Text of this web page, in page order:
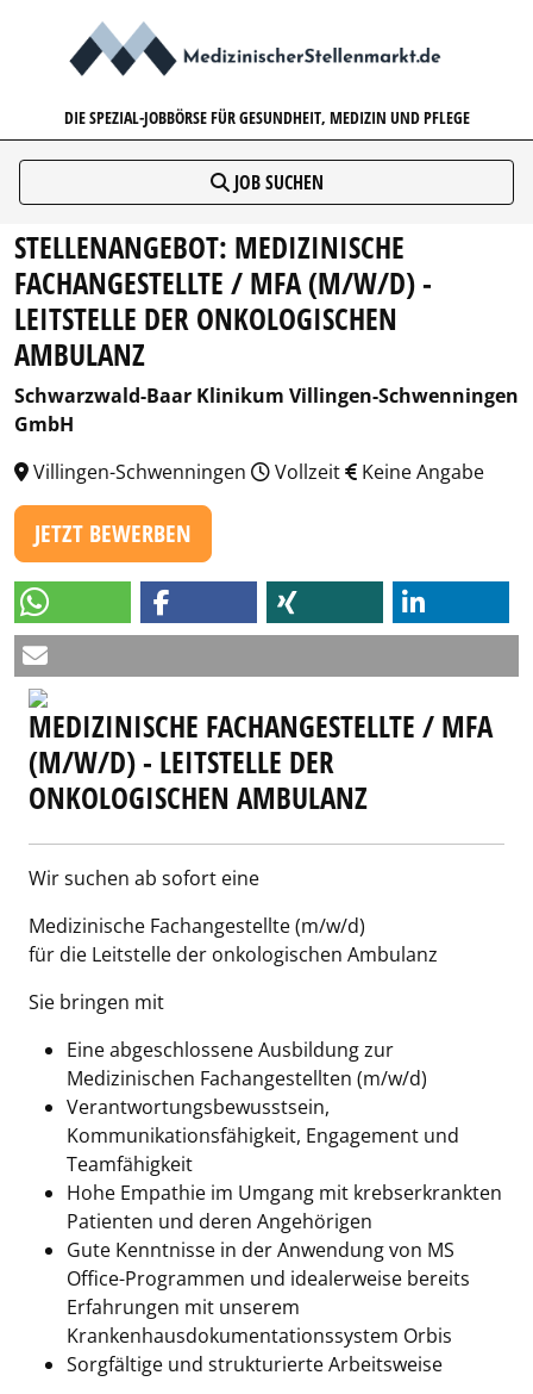
DIE SPEZIAL-JOBBÖRSE FÜR GESUNDHEIT, MEDIZIN UND PFLEGE
JOB SUCHEN
STELLENANGEBOT: MEDIZINISCHE
FACHANGESTELLTE / MFA (M/W/D) -
LEITSTELLE DER ONKOLOGISCHEN
AMBULANZ
Schwarzwald-Baar Klinikum Villingen-Schwenningen
GmbH
Villingen-Schwenningen
Vollzeit Keine Angabe
JETZT BEWERBEN
MEDIZINISCHE FACHANGESTELLTE / MFA
(M/W/D) - LEITSTELLE DER
ONKOLOGISCHEN AMBULANZ
Wir suchen ab sofort eine
Medizinische Fachangestellte (m/w/d)
für die Leitstelle der onkologischen Ambulanz
Sie bringen mit
Eine abgeschlossene Ausbildung zur
Medizinischen Fachangestellten (m/w/d)
Verantwortungsbewusstsein,
Kommunikationsfähigkeit, Engagement und
Teamfähigkeit
Hohe Empathie im Umgang mit krebserkrankten
Patienten und deren Angehörigen
Gute Kenntnisse in der Anwendung von MS
Office-Programmen und idealerweise bereits
Erfahrungen mit unserem
Krankenhausdokumentationssystem Orbis
Sorgfältige und strukturierte Arbeitsweise